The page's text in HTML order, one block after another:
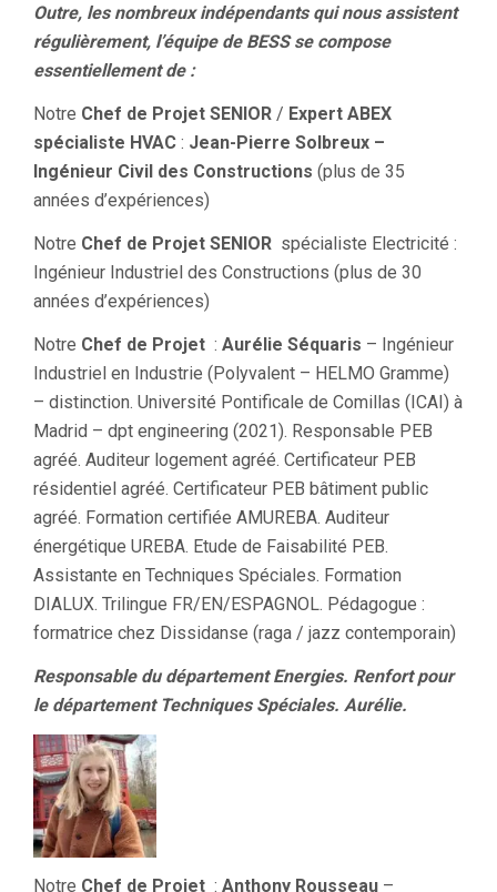
Outre, les nombreux indépendants qui nous assistent
régulièrement, l’équipe de BESS se compose
essentiellement de :
Notre Chef de Projet SENIOR / Expert ABEX
spécialiste HVAC : Jean-Pierre Solbreux –
Ingénieur Civil des Constructions (plus de 35
années d’expériences)
Notre Chef de Projet SENIOR spécialiste Electricité :
Ingénieur Industriel des Constructions (plus de 30
années d’expériences)
Notre Chef de Projet : Aurélie Séquaris – Ingénieur
Industriel en Industrie (Polyvalent – HELMO Gramme)
– distinction. Université Pontificale de Comillas (ICAI) à
Madrid – dpt engineering (2021). Responsable PEB
agréé. Auditeur logement agréé. Certificateur PEB
résidentiel agréé. Certificateur PEB bâtiment public
agréé. Formation certifiée AMUREBA. Auditeur
énergétique UREBA. Etude de Faisabilité PEB.
Assistante en Techniques Spéciales. Formation
DIALUX. Trilingue FR/EN/ESPAGNOL. Pédagogue :
formatrice chez Dissidanse (raga / jazz contemporain)
Responsable du département Energies. Renfort pour
le département Techniques Spéciales. Aurélie.
Notre Chef de Projet : Anthony Rousseau –